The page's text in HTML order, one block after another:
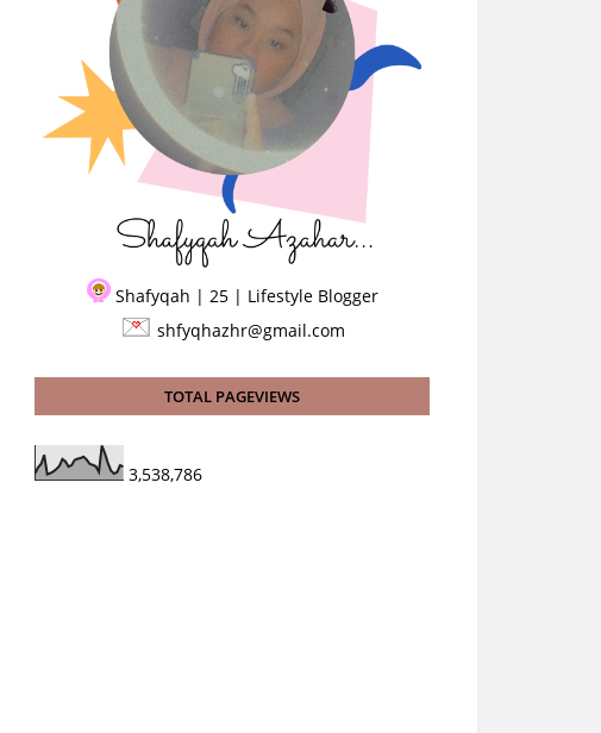
Shafyqah | 25 | Lifestyle Blogger
shfyqhazhr@gmail.com
TOTAL PAGEVIEWS
3,538,786